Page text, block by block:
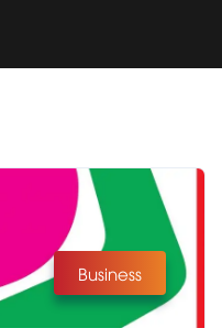
Business